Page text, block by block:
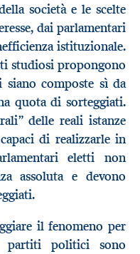
società e le scelte
dai parlamentari
istituzionale.
studiosi propongono
siano composte sì da
quota di sorteggiati.
delle reali istanze
di realizzarle in
eletti non
assoluta e devono
il fenomeno per
politici sono